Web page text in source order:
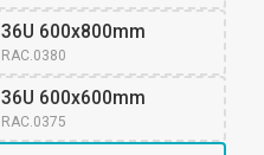
36U 600x800mm
RAC.0380
36U 600x600mm
RAC.0375